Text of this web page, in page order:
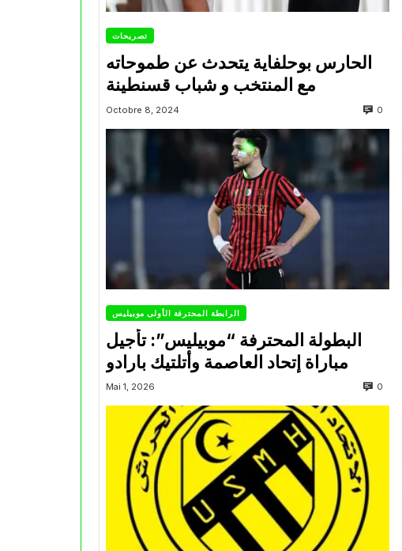
تصريحات
الحارس بوحلفاية يتحدث عن طموحاته
مع المنتخب و شباب قسنطينة
Octobre 8, 2024 0
الرابطة المحترفة الأولى موبيليس
البطولة المحترفة “موبيليس”: تأجيل
مباراة إتحاد العاصمة وأتلتيك بارادو
Mai 1, 2026 0